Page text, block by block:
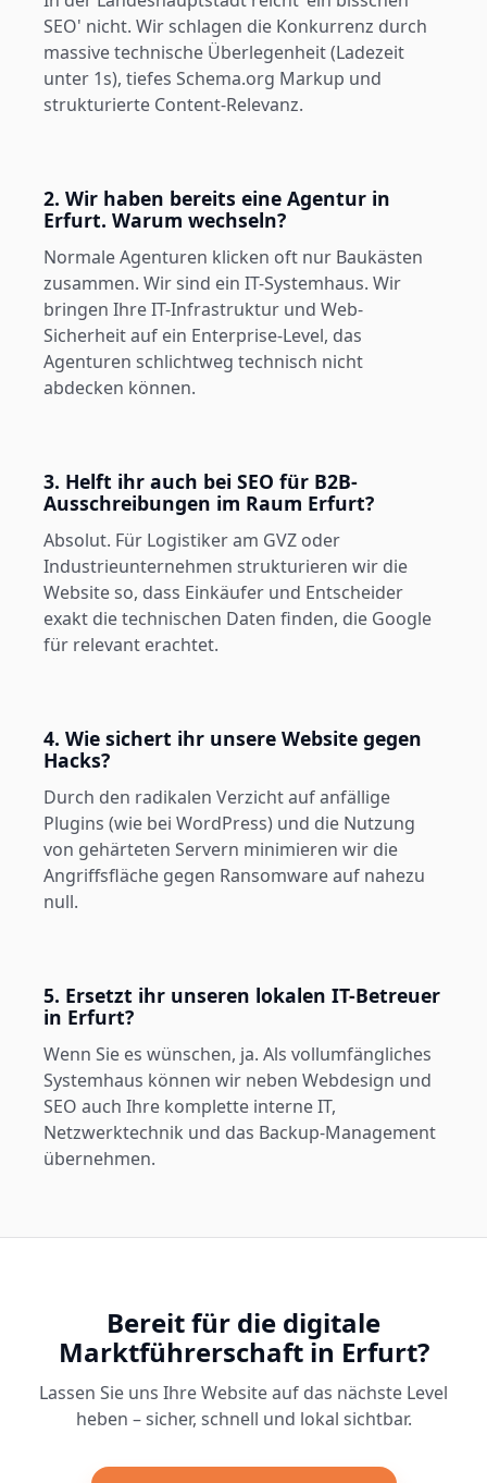
SEO' nicht. Wir schlagen die Konkurrenz durch
massive technische Überlegenheit (Ladezeit
unter 1s), tiefes Schema.org Markup und
strukturierte Content-Relevanz.
2. Wir haben bereits eine Agentur in
Erfurt. Warum wechseln?
Normale Agenturen klicken oft nur Baukästen
zusammen. Wir sind ein IT-Systemhaus. Wir
bringen Ihre IT-Infrastruktur und Web-
Sicherheit auf ein Enterprise-Level, das
Agenturen schlichtweg technisch nicht
abdecken können.
3. Helft ihr auch bei SEO für B2B-
Ausschreibungen im Raum Erfurt?
Absolut. Für Logistiker am GVZ oder
Industrieunternehmen strukturieren wir die
Website so, dass Einkäufer und Entscheider
exakt die technischen Daten finden, die Google
für relevant erachtet.
4. Wie sichert ihr unsere Website gegen
Hacks?
Durch den radikalen Verzicht auf anfällige
Plugins (wie bei WordPress) und die Nutzung
von gehärteten Servern minimieren wir die
Angriffsfläche gegen Ransomware auf nahezu
null.
5. Ersetzt ihr unseren lokalen IT-Betreuer
in Erfurt?
Wenn Sie es wünschen, ja. Als vollumfängliches
Systemhaus können wir neben Webdesign und
SEO auch Ihre komplette interne IT,
Netzwerktechnik und das Backup-Management
übernehmen.
Bereit für die digitale
Marktführerschaft in Erfurt?
Lassen Sie uns Ihre Website auf das nächste Level
heben – sicher, schnell und lokal sichtbar.